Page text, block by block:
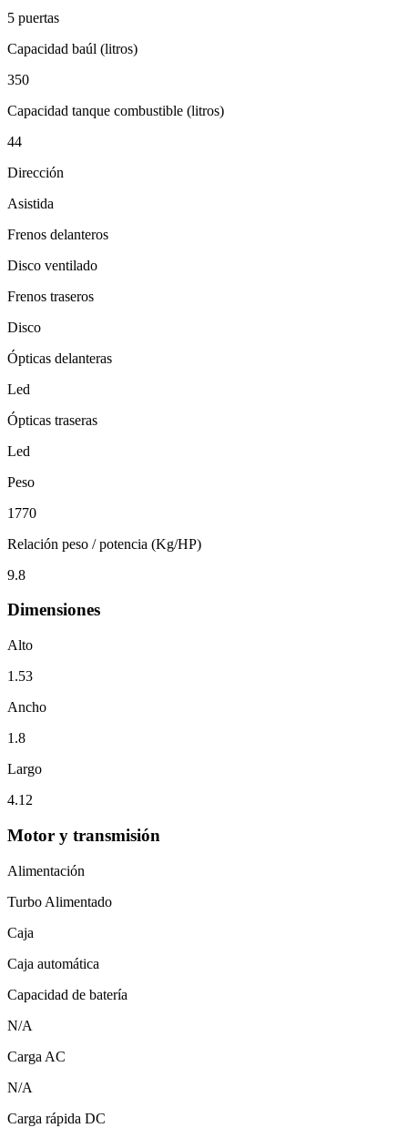
5 puertas
Capacidad baúl (litros)
350
Capacidad tanque combustible (litros)
44
Dirección
Asistida
Frenos delanteros
Disco ventilado
Frenos traseros
Disco
Ópticas delanteras
Led
Ópticas traseras
Led
Peso
1770
Relación peso / potencia (Kg/HP)
9.8
Dimensiones
Alto
1.53
Ancho
1.8
Largo
4.12
Motor y transmisión
Alimentación
Turbo Alimentado
Caja
Caja automática
Capacidad de batería
N/A
Carga AC
N/A
Carga rápida DC